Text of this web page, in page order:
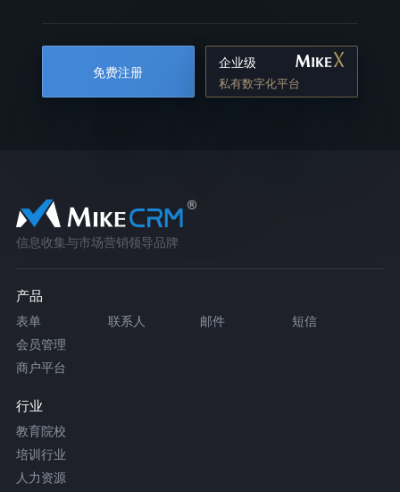
免费注册
企业级
私有数字化平台
信息收集与市场营销领导品牌
产品
表单 联系人 邮件
短信
会员管理
商户平台
行业
教育院校
培训行业
人力资源